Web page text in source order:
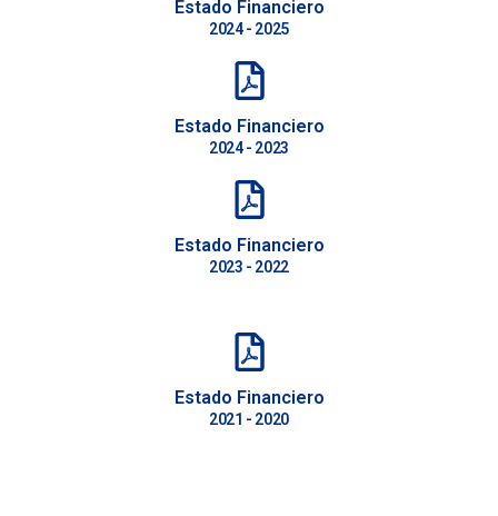
Estado Financiero
2024 - 2025
Estado Financiero
2024 - 2023
Estado Financiero
2023 - 2022
Estado Financiero
2021 - 2020